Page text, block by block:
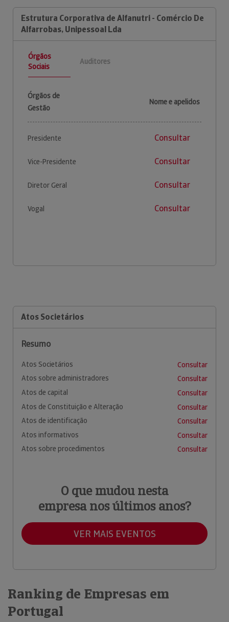
Estrutura Corporativa de Alfanutri - Comércio De
Alfarrobas, Unipessoal Lda
Órgãos
Sociais
Auditores
Órgãos de
Gestão
Nome e apelidos
Presidente Consultar
Vice-Presidente Consultar
Diretor Geral Consultar
Vogal Consultar
Atos Societários
Resumo
Atos Societários
Consultar
Atos sobre administradores
Consultar
Atos de capital
Consultar
Atos de Constituição e Alteração
Consultar
Atos de identificação
Consultar
Atos informativos
Consultar
Atos sobre procedimentos
Consultar
O que mudou nesta
empresa nos últimos anos?
VER MAIS EVENTOS
Ranking de Empresas em
Portugal